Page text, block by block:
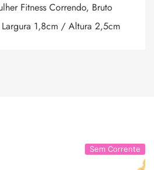
Fitness Correndo, Bruto
1,8cm / Altura 2,5cm
Sem Corrente